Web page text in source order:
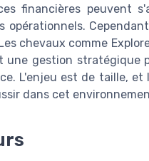
financières peuvent
chevaux comme
gestion stratégique
L'enjeu est de taille,
dans cet